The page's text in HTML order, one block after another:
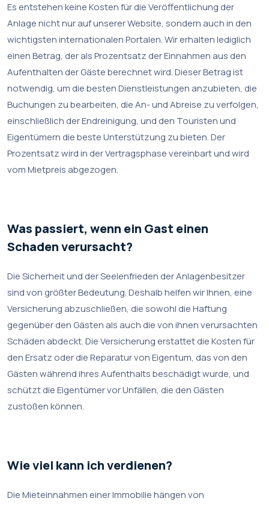
Es entstehen keine Kosten für die Veröffentlichung der
Anlage nicht nur auf unserer Website, sondern auch in den
wichtigsten internationalen Portalen. Wir erhalten lediglich
einen Betrag, der als Prozentsatz der Einnahmen aus den
Aufenthalten der Gäste berechnet wird. Dieser Betrag ist
notwendig, um die besten Dienstleistungen anzubieten, die
Buchungen zu bearbeiten, die An- und Abreise zu verfolgen,
einschließlich der Endreinigung, und den Touristen und
Eigentümern die beste Unterstützung zu bieten. Der
Prozentsatz wird in der Vertragsphase vereinbart und wird
vom Mietpreis abgezogen.
Was passiert, wenn ein Gast einen
Schaden verursacht?
Die Sicherheit und der Seelenfrieden der Anlagenbesitzer
sind von größter Bedeutung. Deshalb helfen wir Ihnen, eine
Versicherung abzuschließen, die sowohl die Haftung
gegenüber den Gästen als auch die von ihnen verursachten
Schäden abdeckt. Die Versicherung erstattet die Kosten für
den Ersatz oder die Reparatur von Eigentum, das von den
Gästen während ihres Aufenthalts beschädigt wurde, und
schützt die Eigentümer vor Unfällen, die den Gästen
zustoßen können.
Wie viel kann ich verdienen?
Die Mieteinnahmen einer Immobilie hängen von